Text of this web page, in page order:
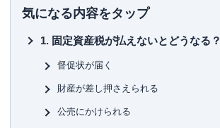
気になる内容をタップ
固定資産税が払えないとどうなる？
督促状が届く
財産が差し押さえられる
公売にかけられる